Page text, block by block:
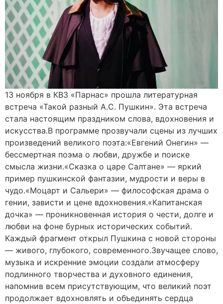
13 ноября в КВЗ «Парнас» прошла литературная
встреча «Такой разный А.С. Пушкин». Эта встреча
стала настоящим праздником слова, вдохновения и
искусства.В программе прозвучали сцены из лучших
произведений великого поэта:«Евгений Онегин» —
бессмертная поэма о любви, дружбе и поиске
смысла жизни.«Сказка о царе Салтане» — яркий
пример пушкинской фантазии, мудрости и веры в
чудо.«Моцарт и Сальери» — философская драма о
гении, зависти и цене вдохновения.«Капитанская
дочка» — проникновенная история о чести, долге и
любви на фоне бурных исторических событий.
Каждый фрагмент открыл Пушкина с новой стороны
— живого, глубокого, современного.Звучащее слово,
музыка и искренние эмоции создали атмосферу
подлинного творчества и духовного единения,
напомнив всем присутствующим, что великий поэт
продолжает вдохновлять и объединять сердца